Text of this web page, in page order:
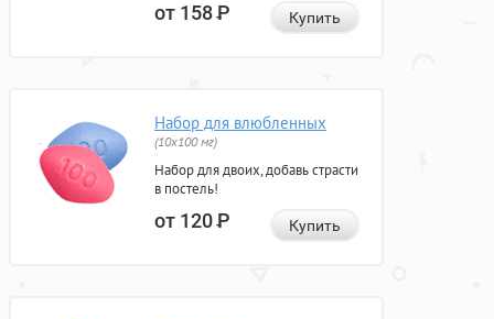
от 158Р Купить
Набор для влюбленных
(10х100 мг)
Набор для двоих, добавь страсти
в постель!
от 120Р Купить